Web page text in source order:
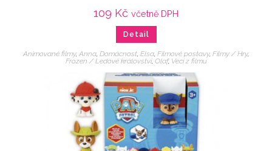
109 Kč včetně DPH
Detail
Animované filmy, Anna, Domácnost, Elsa, Filmové postavy, Filmy / Hry,
Frozen / Ledové království, Olaf, Veci z filmu